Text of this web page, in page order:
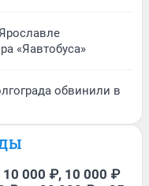
«Яавтобуса»
обвинили в
000 ₽, 10 000 ₽